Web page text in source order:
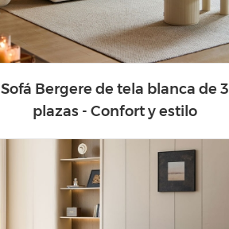
Sofá Bergere de tela blanca de 3
plazas - Confort y estilo